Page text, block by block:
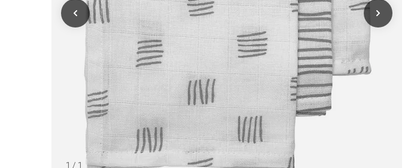
1 / 1